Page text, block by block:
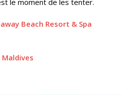
le moment de les tenter.
Beach Resort & Spa